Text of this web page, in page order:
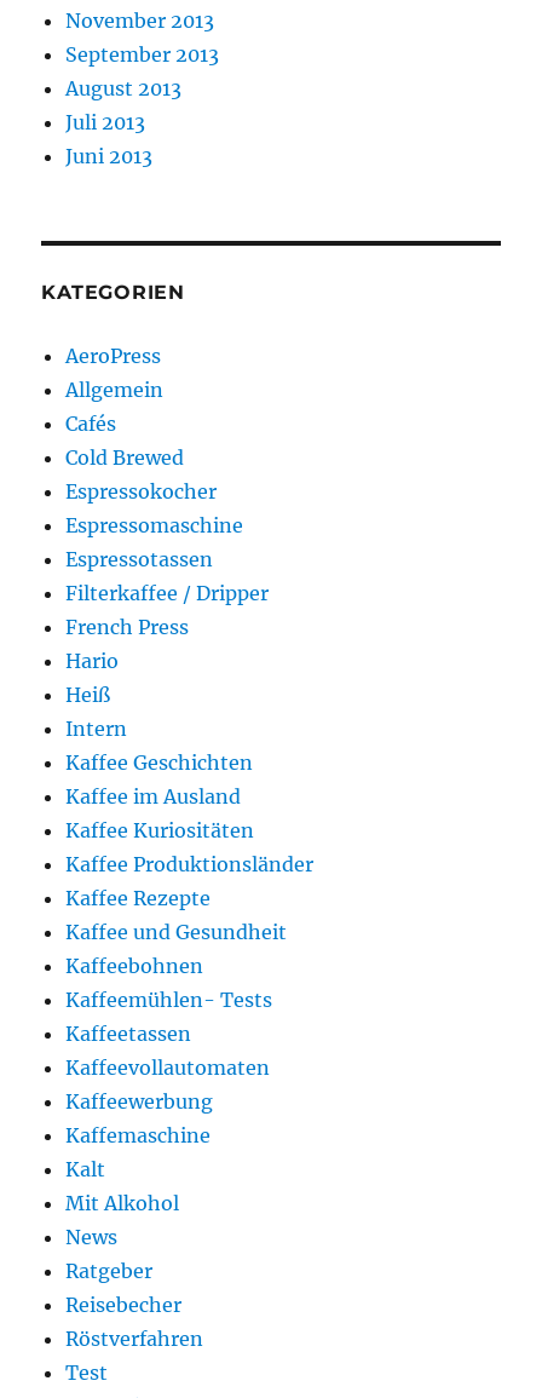
November 2013
September 2013
August 2013
Juli 2013
Juni 2013
KATEGORIEN
AeroPress
Allgemein
Cafés
Cold Brewed
Espressokocher
Espressomaschine
Espressotassen
Filterkaffee / Dripper
French Press
Hario
Heiß
Intern
Kaffee Geschichten
Kaffee im Ausland
Kaffee Kuriositäten
Kaffee Produktionsländer
Kaffee Rezepte
Kaffee und Gesundheit
Kaffeebohnen
Kaffeemühlen- Tests
Kaffeetassen
Kaffeevollautomaten
Kaffeewerbung
Kaffemaschine
Kalt
Mit Alkohol
News
Ratgeber
Reisebecher
Röstverfahren
Test